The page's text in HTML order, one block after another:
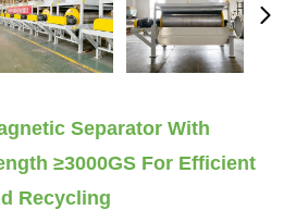
Separator With
≥3000GS For Efficient
Recycling